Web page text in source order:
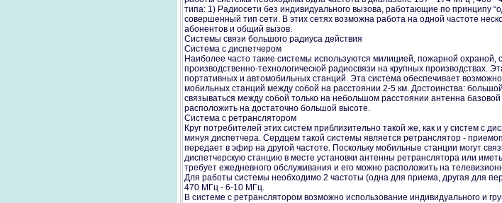
типа: 1) Радиосети без индивидуального вызова, работающие по принципу
совершенный тип сети. В этих сетях возможна работа на одной частоте
абонентов и общий вызов.
Системы связи большого радиуса действия
Система с диспетчером
Наиболее часто такие системы используются милицией, пожарной
производственно-технологической радиосвязи на крупных производствах.
портативных и автомобильных станций. Эта система обеспечивает
мобильных станций между собой на расстоянии 2-5 км. Достоинства:
связываться между собой только на небольшом расстоянии антенна
расположить на достаточно большой высоте.
Система с ретранслятором
Круг потребителей этих систем приблизительно такой же, как и у систем
минуя диспетчера. Сердцем такой системы является ретранслятор -
передает в эфир на другой частоте. Поскольку мобильные станции могут
диспетчерскую станцию в месте установки антенны ретранслятора или
требует ежедневного обслуживания и его можно расположить на
Для работы системы необходимо 2 частоты (одна для приема, другая для
470 МГц - 6-10 МГц.
В системе с ретранслятором возможно использование индивидуального и